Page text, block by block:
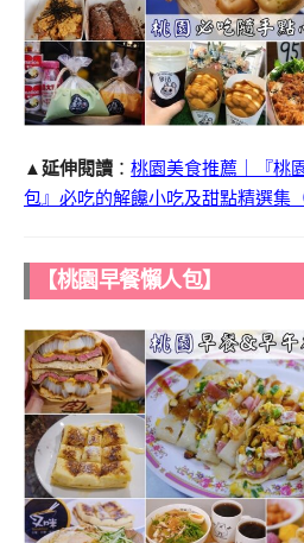
▲延伸閱讀 ： 桃園美食推薦｜『桃
包』必吃的解饞小吃及甜點精選集
【桃園早餐懶人包】